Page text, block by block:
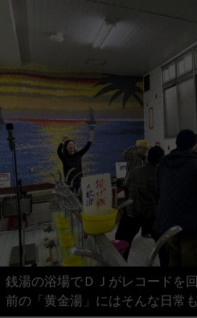
銭湯の浴場でＤＪがレコードを
前の「黄金湯」にはそんな日常